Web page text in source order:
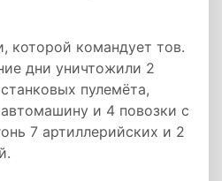
которой командует тов.
дни уничтожили 2
пулемёта,
и 4 повозки с
7 артиллерийских и 2